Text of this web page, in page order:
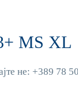
MS XL
не: +389 78